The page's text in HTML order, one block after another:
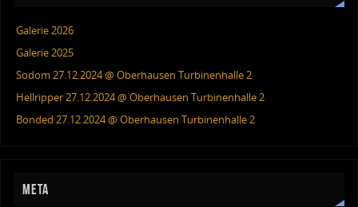
Galerie 2026
Galerie 2025
Sodom 27.12.2024 @ Oberhausen Turbinenhalle 2
Hellripper 27.12.2024 @ Oberhausen Turbinenhalle 2
Bonded 27.12.2024 @ Oberhausen Turbinenhalle 2
META